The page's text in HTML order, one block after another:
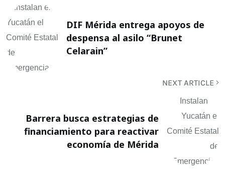
DIF Mérida entrega apoyos de
despensa al asilo “Brunet
Celarain”
NEXT ARTICLE
Barrera busca estrategias de
financiamiento para reactivar
economía de Mérida